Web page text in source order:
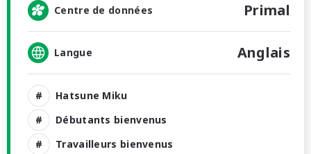
Centre de données Primal
Langue Anglais
Hatsune Miku
Débutants bienvenus
Travailleurs bienvenus